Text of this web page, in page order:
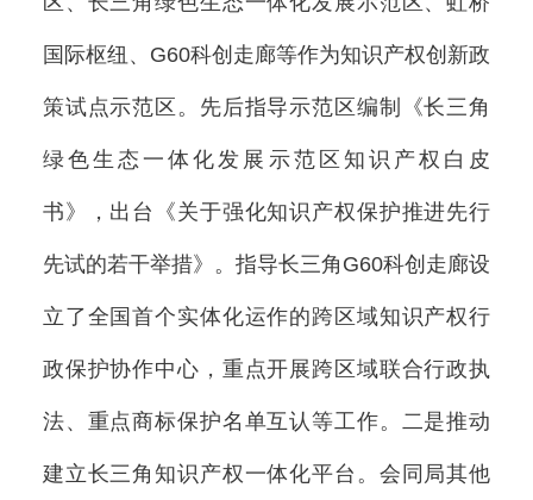
国际枢纽、G60科创走廊等作为知识产权创新政
策试点示范区。先后指导示范区编制《长三角
绿色生态一体化发展示范区知识产权白皮
书》，出台《关于强化知识产权保护推进先行
先试的若干举措》。指导长三角G60科创走廊设
立了全国首个实体化运作的跨区域知识产权行
政保护协作中心，重点开展跨区域联合行政执
法、重点商标保护名单互认等工作。二是推动
建立长三角知识产权一体化平台。会同局其他